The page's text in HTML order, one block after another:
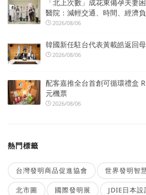
「北上次數」成花東備孕夫妻
醫院：減輕交通、時間、經濟
2026/08/06
韓國新任駐台代表黃載皓返回
2026/08/06
配客嘉推全台首創可循環禮盒
元機票
2026/08/06
熱門標籤
台灣發明商品促進協會 世界發明智
北市圖 國際發明展 JDIE日本